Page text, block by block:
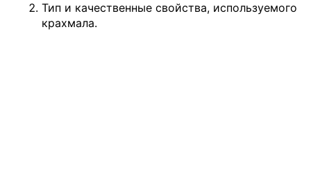
Тип и качественные свойства, используемого
крахмала.